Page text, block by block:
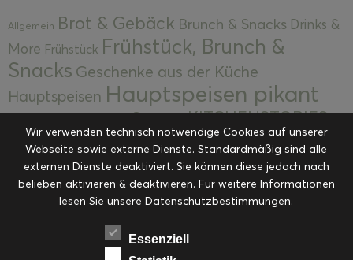
Allgemein Brot & Gebäck Brunch & Snacks Drinks &
More Frühstück Frühstück, Brunch &
Snacks Geschenke aus der Küche
Hauptspeisen Hauptspeisen pikant
Hauptspeisen süßKekseKITCHENSTORIES
Kuchen, Torten & Desserts Kuchen und
Desserts Kulinarik Kulinarische Mitbringsel &
Eingemachtes Ohne Kategorie Ostern Resteküche
RezepteSaisonalSliderStartseite
Suppen, Salate & Vorspeisen
Wir verwenden technisch notwendige Cookies auf unserer
Webseite sowie externe Dienste. Standardmäßig sind alle
externen Dienste deaktiviert. Sie können diese jedoch nach
belieben aktivieren & deaktivieren. Für weitere Informationen
lesen Sie unsere Datenschutzbestimmungen.
Essenziell